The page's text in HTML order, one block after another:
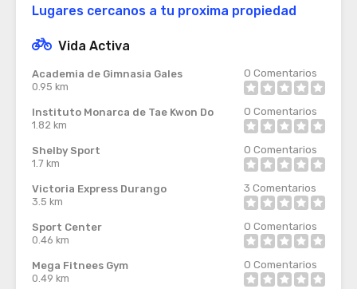
Lugares cercanos a tu proxima propiedad
Vida Activa
Academia de Gimnasia Gales
0.95 km
0 Comentarios
Instituto Monarca de Tae Kwon Do
1.82 km
0 Comentarios
Shelby Sport
1.7 km
0 Comentarios
Victoria Express Durango
3.5 km
3 Comentarios
Sport Center
0.46 km
0 Comentarios
Mega Fitnees Gym
0.49 km
0 Comentarios